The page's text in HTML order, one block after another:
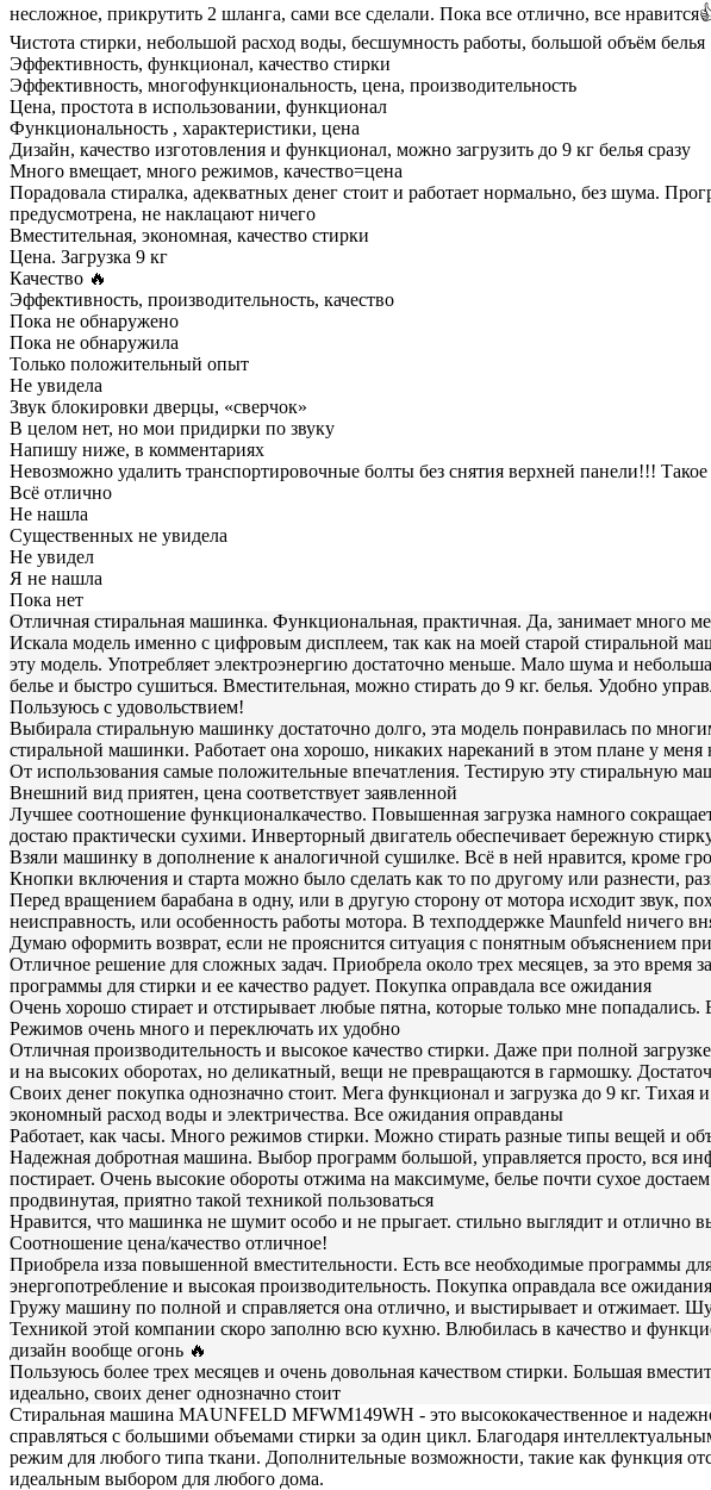
несложное, прикрутить 2 шланга, сами все сделали. Пока все отлично, все
Чистота стирки, небольшой расход воды, бесшумность работы, большой объём белья
Эффективность, функционал, качество стирки
Эффективность, многофункциональность, цена, производительность
Цена, простота в использовании, функционал
Функциональность , характеристики, цена
Дизайн, качество изготовления и функционал, можно загрузить до 9 кг белья сразу
Много вмещает, много режимов, качество=цена
Порадовала стиралка, адекватных денег стоит и работает нормально, без шума.
предусмотрена, не наклацают ничего
Вместительная, экономная, качество стирки
Цена. Загрузка 9 кг
Качество 🔥
Эффективность, производительность, качество
Пока не обнаружено
Пока не обнаружила
Только положительный опыт
Не увидела
Звук блокировки дверцы, «сверчок»
В целом нет, но мои придирки по звуку
Напишу ниже, в комментариях
Невозможно удалить транспортировочные болты без снятия верхней панели!!!
Всё отлично
Не нашла
Существенных не увидела
Не увидел
Я не нашла
Пока нет
Отличная стиральная машинка. Функциональная, практичная. Да, занимает много
Искала модель именно с цифровым дисплеем, так как на моей старой стиральной
эту модель. Употребляет электроэнергию достаточно меньше. Мало шума и
белье и быстро сушиться. Вместительная, можно стирать до 9 кг. белья. Удобно
Пользуюсь с удовольствием!
Выбирала стиральную машинку достаточно долго, эта модель понравилась по
стиральной машинки. Работает она хорошо, никаких нареканий в этом плане у
От использования самые положительные впечатления. Тестирую эту стиральную
Внешний вид приятен, цена соответствует заявленной
Лучшее соотношение функционалкачество. Повышенная загрузка намного
достаю практически сухими. Инверторный двигатель обеспечивает бережную
Взяли машинку в дополнение к аналогичной сушилке. Всё в ней нравится, кроме
Кнопки включения и старта можно было сделать как то по другому или разнести,
Перед вращением барабана в одну, или в другую сторону от мотора исходит звук,
неисправность, или особенность работы мотора. В техподдержке Maunfeld ничего
Думаю оформить возврат, если не прояснится ситуация с понятным объяснением
Отличное решение для сложных задач. Приобрела около трех месяцев, за это
программы для стирки и ее качество радует. Покупка оправдала все ожидания
Очень хорошо стирает и отстирывает любые пятна, которые только мне попадались.
Режимов очень много и переключать их удобно
Отличная производительность и высокое качество стирки. Даже при полной
и на высоких оборотах, но деликатный, вещи не превращаются в гармошку.
Своих денег покупка однозначно стоит. Мега функционал и загрузка до 9 кг. Тихая
экономный расход воды и электричества. Все ожидания оправданы
Работает, как часы. Много режимов стирки. Можно стирать разные типы вещей и
Надежная добротная машина. Выбор программ большой, управляется просто, вся
постирает. Очень высокие обороты отжима на максимуме, белье почти сухое
продвинутая, приятно такой техникой пользоваться
Нравится, что машинка не шумит особо и не прыгает. стильно выглядит и отлично
Соотношение цена/качество отличное!
Приобрела изза повышенной вместительности. Есть все необходимые программы
энергопотребление и высокая производительность. Покупка оправдала все ожидания
Гружу машину по полной и справляется она отлично, и выстирывает и отжимает.
Техникой этой компании скоро заполню всю кухню. Влюбилась в качество и
дизайн вообще огонь 🔥
Пользуюсь более трех месяцев и очень довольная качеством стирки. Большая
идеально, своих денег однозначно стоит
Стиральная машина MAUNFELD MFWM149WH - это высококачественное и
справляться с большими объемами стирки за один цикл. Благодаря
режим для любого типа ткани. Дополнительные возможности, такие как функция
идеальным выбором для любого дома.